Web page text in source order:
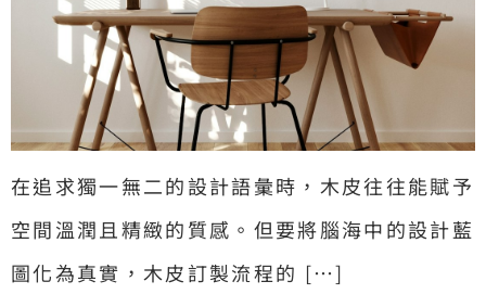
在追求獨一無二的設計語彙時，木皮往往能賦予
空間溫潤且精緻的質感。但要將腦海中的設計藍
圖化為真實，木皮訂製流程的 […]